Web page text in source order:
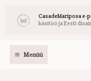
CasadeMariposa e-
käsitöö ja Eesti
Menüü